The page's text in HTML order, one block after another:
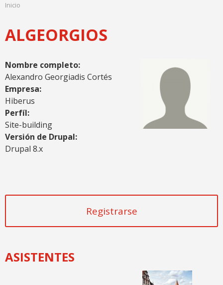
Inicio
ALGEORGIOS
Nombre completo:
Alexandro Georgiadis Cortés
Empresa:
Hiberus
Perfíl:
Site-building
Versión de Drupal:
Drupal 8.x
Registrarse
ASISTENTES